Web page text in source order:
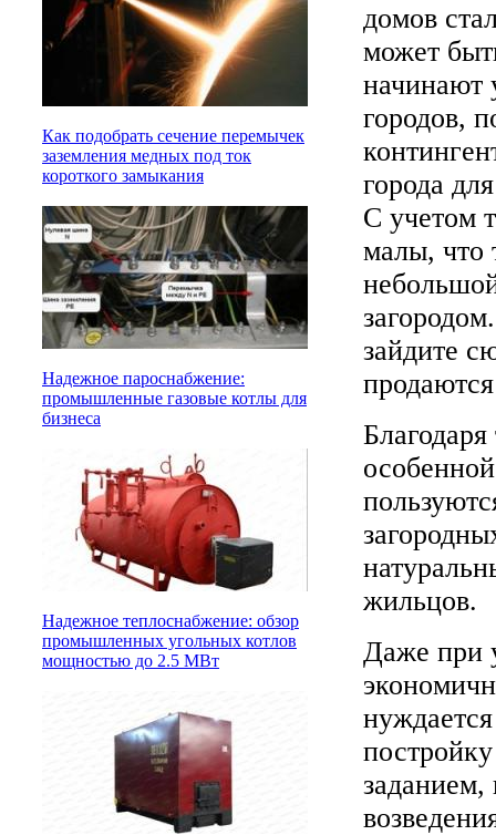
Как подобрать сечение перемычек
заземления медных под ток
короткого замыкания
Надежное пароснабжение:
промышленные газовые котлы для
бизнеса
Надежное теплоснабжение: обзор
промышленных угольных котлов
мощностью до 2.5 МВт
домов
может
начинают
городов,
города
С учетом
малы, что
зайдите
жильцов.
Даже при
заданием,